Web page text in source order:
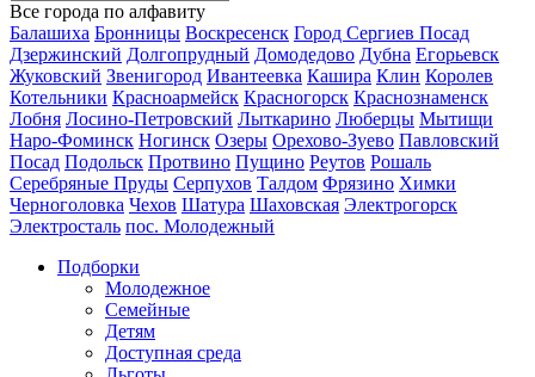
Все города по алфавиту
Балашиха Бронницы Воскресенск Город Сергиев Посад
Дзержинский Долгопрудный Домодедово Дубна Егорьевск
Жуковский Звенигород Ивантеевка Кашира Клин Королев
Котельники Красноармейск Красногорск Краснознаменск
Лобня Лосино-Петровский Лыткарино Люберцы Мытищи
Наро-Фоминск Ногинск Озеры Орехово-Зуево Павловский
Посад Подольск Протвино Пущино Реутов Рошаль
Серебряные Пруды Серпухов Талдом Фрязино Химки
Черноголовка Чехов Шатура Шаховская Электрогорск
Электросталь пос. Молодежный
Подборки
Молодежное
Семейные
Детям
Доступная среда